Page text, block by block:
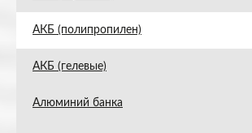
АКБ (полипропилен)
АКБ (гелевые)
Алюминий банка